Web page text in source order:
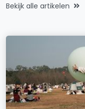
Bekijk alle artikelen